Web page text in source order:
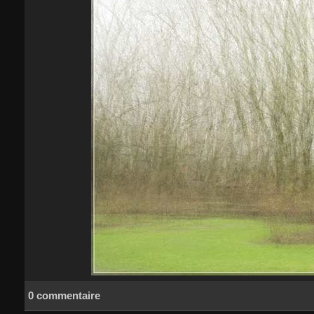
0 commentaire